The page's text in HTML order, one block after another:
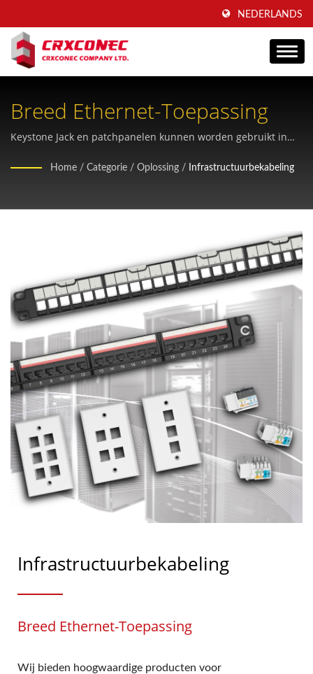
NEDERLANDS
Breed Ethernet-Toepassing
Keystone Jack en patchpanelen kunnen worden gebruikt in
Home / Categorie / Oplossing / Infrastructuurbekabeling
Infrastructuurbekabeling
Breed Ethernet-Toepassing
Wij bieden hoogwaardige producten voor